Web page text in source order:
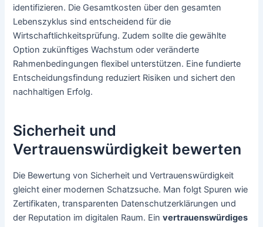
identifizieren. Die Gesamtkosten über den gesamten
Lebenszyklus sind entscheidend für die
Wirtschaftlichkeitsprüfung. Zudem sollte die gewählte
Option zukünftiges Wachstum oder veränderte
Rahmenbedingungen flexibel unterstützen. Eine fundierte
Entscheidungsfindung reduziert Risiken und sichert den
nachhaltigen Erfolg.
Sicherheit und
Vertrauenswürdigkeit bewerten
Die Bewertung von Sicherheit und Vertrauenswürdigkeit
gleicht einer modernen Schatzsuche. Man folgt Spuren wie
Zertifikaten, transparenten Datenschutzerklärungen und
der Reputation im digitalen Raum. Einvertrauenswürdiges